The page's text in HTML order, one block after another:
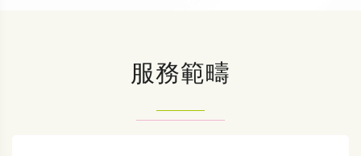
服務範疇